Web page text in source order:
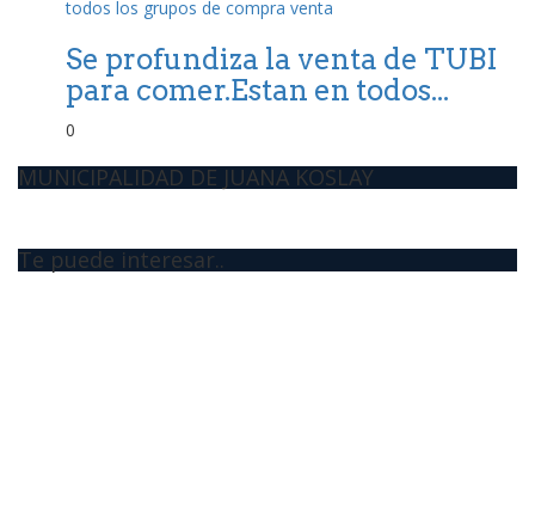
Se profundiza la venta de TUBI
para comer.Estan en todos...
0
MUNICIPALIDAD DE JUANA KOSLAY
Te puede interesar..